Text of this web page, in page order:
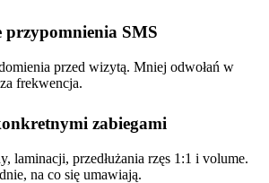
przypomnienia SMS
przed wizytą. Mniej odwołań w
frekwencja.
zabiegami
laminacji, przedłużania rzęs 1:1 i volume.
na co się umawiają.